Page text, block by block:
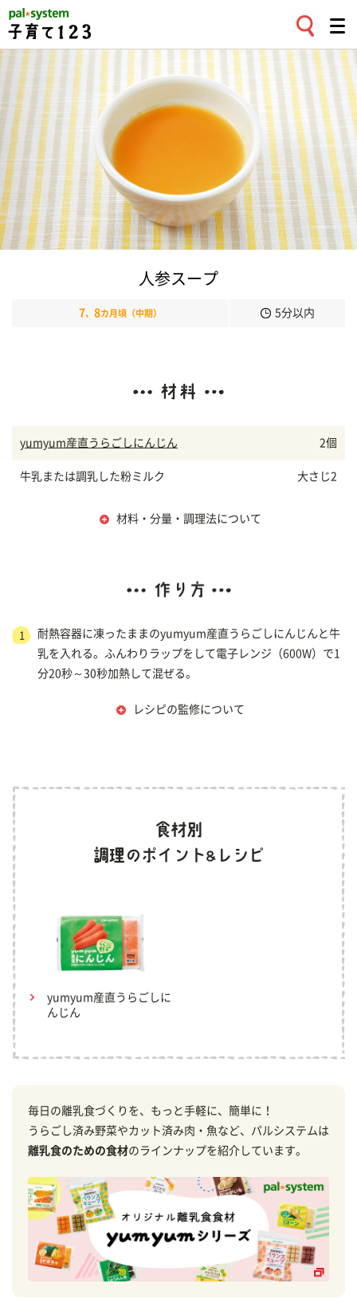
人参スープ
7、 8カ月頃（中期） 5分以内
yumyum産直うらごしにんじん 2個
牛乳または調乳した粉ミルク 大さじ2
材料・分量・調理法について
1
耐熱容器に凍ったままのyumyum産直うらごしにんじんと牛
乳を入れる。ふんわりラップをして電子レンジ（600W）で1
分20秒～30秒加熱して混ぜる。
レシピの監修について
yumyum産直うらごしに
んじん
毎日の離乳食づくりを、もっと手軽に、簡単に！
うらごし済み野菜やカット済み肉・魚など、パルシステムは
離乳食のための食材のラインナップを紹介しています。